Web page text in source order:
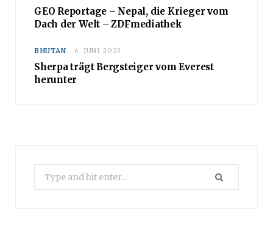
GEO Reportage – Nepal, die Krieger vom
Dach der Welt – ZDFmediathek
BHUTAN 6. JUNI 2023
Sherpa trägt Bergsteiger vom Everest
herunter
for: